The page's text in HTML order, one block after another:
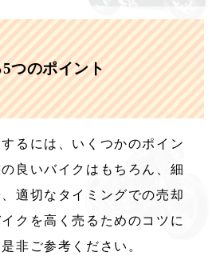
つのポイント
るには、いくつかのポイン
良いバイクはもちろん、細
適切なタイミングでの売却
クを高く売るためのコツに
非ご参考ください。